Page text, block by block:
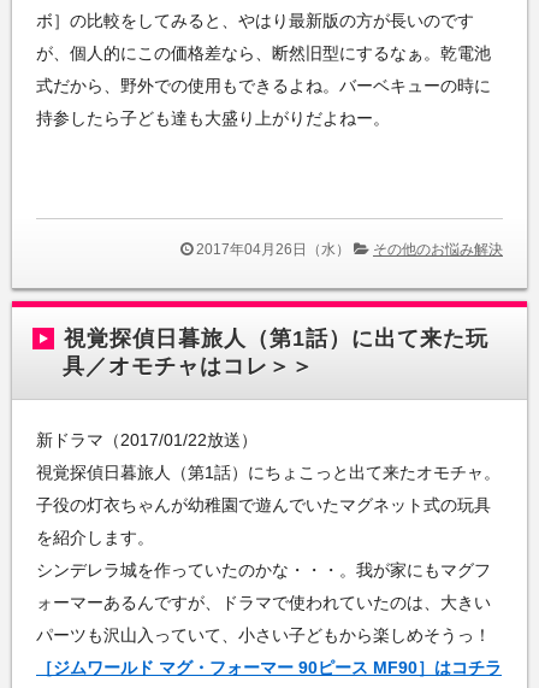
ボ］の比較をしてみると、やはり最新版の方が長いのです
が、個人的にこの価格差なら、断然旧型にするなぁ。乾電池
式だから、野外での使用もできるよね。バーベキューの時に
持参したら子ども達も大盛り上がりだよねー。
2017年04月26日（水） その他のお悩み解決
視覚探偵日暮旅人（第1話）に出て来た玩
具／オモチャはコレ＞＞
新ドラマ（2017/01/22放送）
視覚探偵日暮旅人（第1話）にちょこっと出て来たオモチャ。
子役の灯衣ちゃんが幼稚園で遊んでいたマグネット式の玩具
を紹介します。
シンデレラ城を作っていたのかな・・・。我が家にもマグフ
ォーマーあるんですが、ドラマで使われていたのは、大きい
パーツも沢山入っていて、小さい子どもから楽しめそうっ！
［ジムワールド マグ・フォーマー 90ピース MF90］はコチラ